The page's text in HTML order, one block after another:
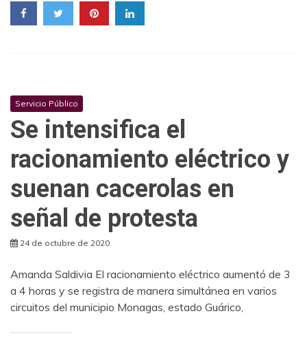
Servicio Público
Se intensifica el
racionamiento eléctrico y
suenan cacerolas en
señal de protesta
24 de octubre de 2020
Amanda Saldivia El racionamiento eléctrico aumentó de 3
a 4 horas y se registra de manera simultánea en varios
circuitos del municipio Monagas, estado Guárico,